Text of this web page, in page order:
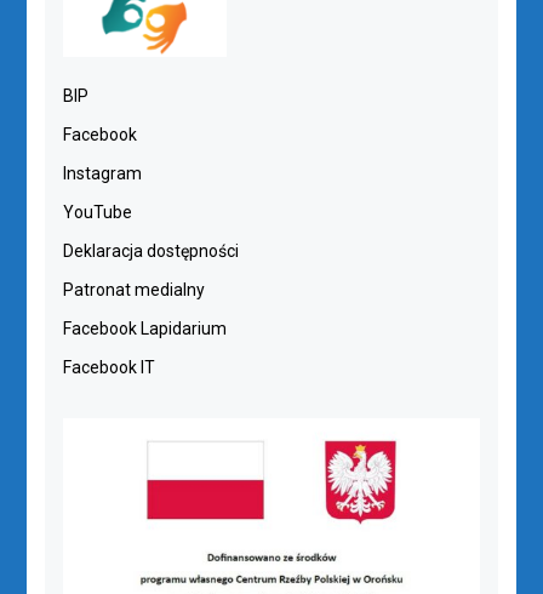
BIP
Facebook
Instagram
YouTube
Deklaracja dostępności
Patronat medialny
Facebook Lapidarium
Facebook IT